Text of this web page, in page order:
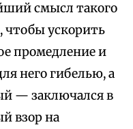
смысл такого
чтобы ускорить
промедление и
него гибелью, а
— заключался в
взор на